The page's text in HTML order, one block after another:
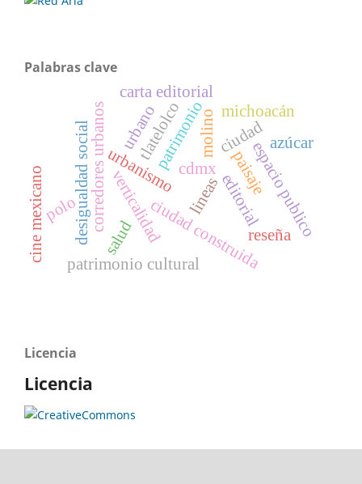
Palabras clave
verticalidad lineas
ciudad
urbanismocdmx
corredores urbanos editorialespacio publico
patrimonio
ciudad construida
tlatelolco
salud
paisaje
desigualdad social
patrimonio cultural
reseña
molino azúcar
michoacán
urbano
carta editorial
polo
cine mexicano
Licencia
Licencia